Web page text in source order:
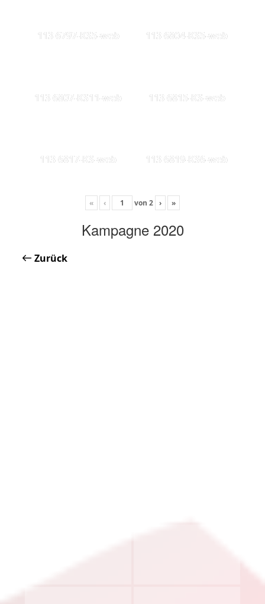
113 6797-KS5-web 113 6804-KS5-web
113 6807-KS11-web 113 6815-KS-web
113 6817-KS-web 113 6819-KS6-web
« ‹ von 2 › »
Kampagne 2020
Zurück